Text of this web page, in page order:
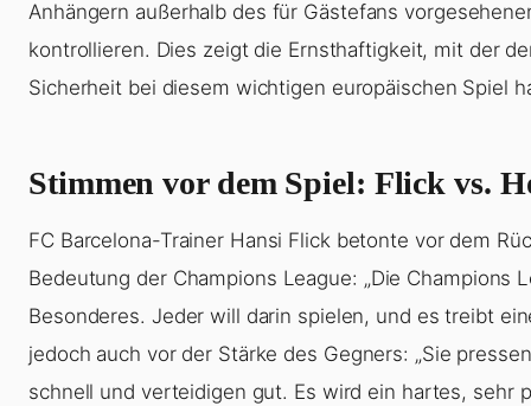
Anhängern außerhalb des für Gästefans
kontrollieren. Dies zeigt die Ernsthaftigkeit, mit der
Sicherheit bei diesem wichtigen europäischen Spiel
Stimmen vor dem Spiel: Flick vs.
FC Barcelona-Trainer Hansi Flick betonte vor dem
Bedeutung der Champions League: „Die Champions
Besonderes. Jeder will darin spielen, und es treibt
jedoch auch vor der Stärke des Gegners: „Sie
schnell und verteidigen gut. Es wird ein hartes, sehr